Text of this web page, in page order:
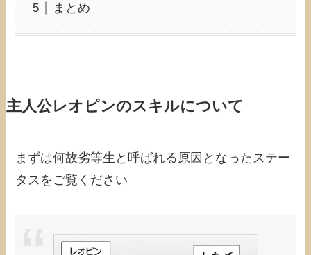
まとめ
主人公レオピンのスキルについて
まずは何故劣等生と呼ばれる原因となったステー
タスをご覧ください